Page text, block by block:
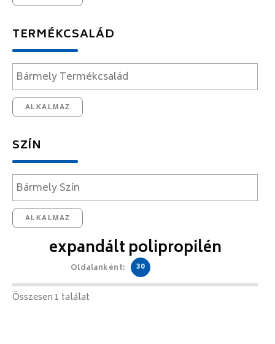
TERMÉKCSALÁD
ALKALMAZ
SZÍN
ALKALMAZ
expandált polipropilén
Oldalanként: 30
Összesen 1 találat